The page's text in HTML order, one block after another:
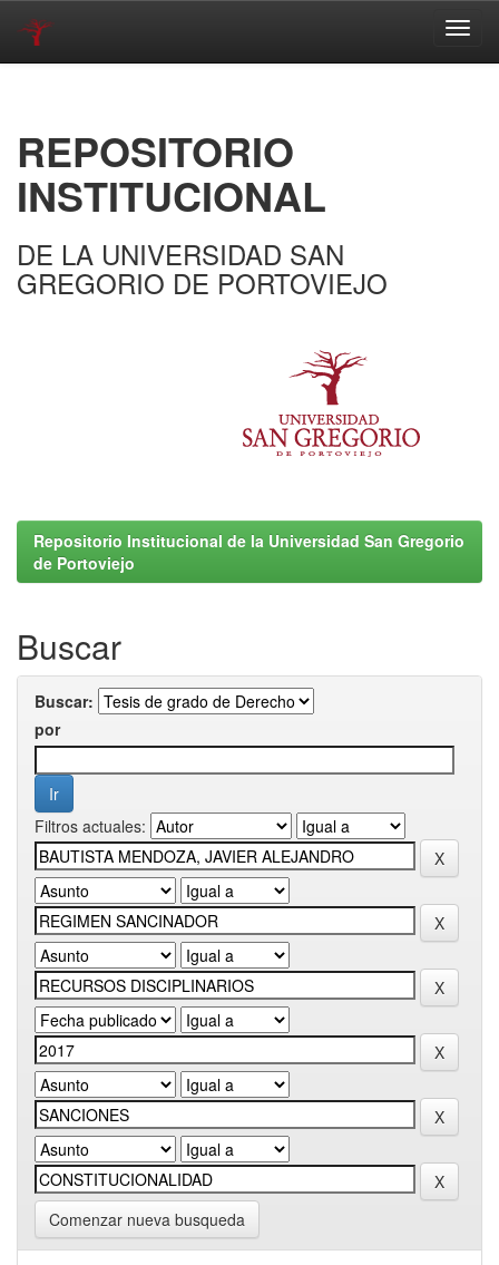
REPOSITORIO
INSTITUCIONAL
DE LA UNIVERSIDAD SAN
GREGORIO DE PORTOVIEJO
Repositorio Institucional de la Universidad San Gregorio
de Portoviejo
Buscar
Buscar:
por
Filtros actuales:
Comenzar nueva busqueda